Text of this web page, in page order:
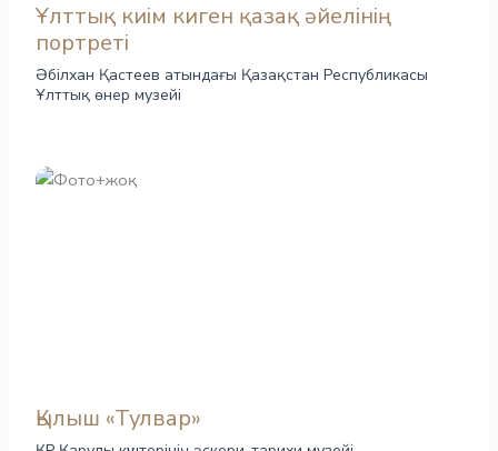
Ұлттық киім киген қазақ әйелінің
портреті
Әбілхан Қастеев атындағы Қазақстан Республикасы
Ұлттық өнер музейі
Қылыш «Тулвар»